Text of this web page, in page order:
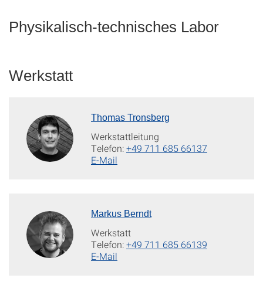
Physikalisch-technisches Labor
Werkstatt
Thomas Tronsberg
Werkstattleitung
Telefon:+49 711 685 66137
E-Mail
Markus Berndt
Werkstatt
Telefon:+49 711 685 66139
E-Mail